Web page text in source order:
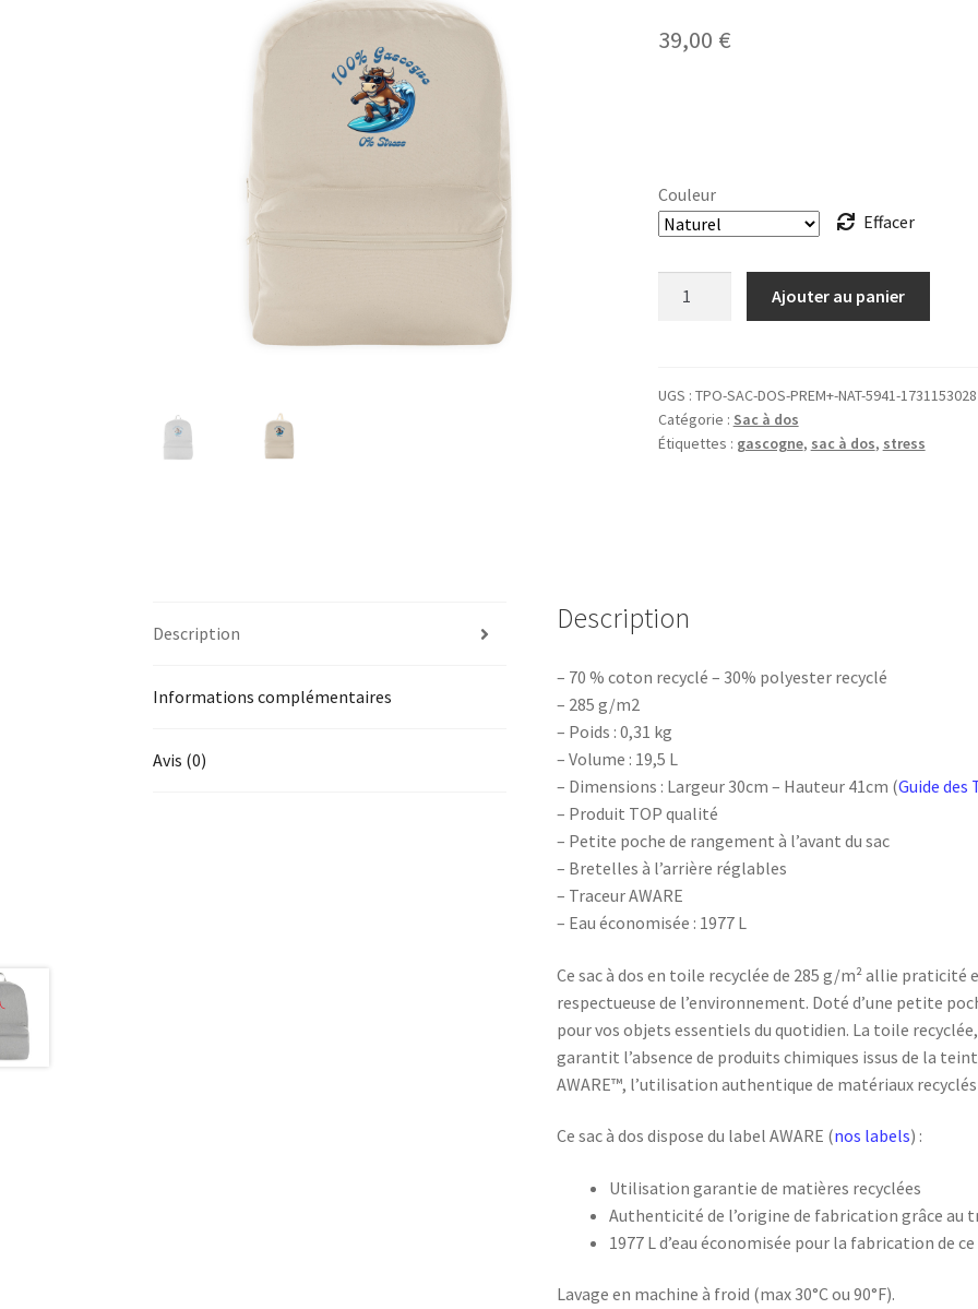
39,00 €
Couleur
Effacer
DOS
0
stress
Ajouter au panier
UGS : TPO-SAC-DOS-PREM+-NAT-5941-1731153028
Catégorie : Sac à dos
Étiquettes : gascogne, sac à dos, stress
Description
Informations complémentaires
Avis (0)
Description
– 70 % coton recyclé – 30% polyester recyclé
– 285 g/m2
– Poids : 0,31 kg
– Volume : 19,5 L
– Dimensions : Largeur 30cm – Hauteur 41cm (Guide des
– Produit TOP qualité
– Petite poche de rangement à l’avant du sac
– Bretelles à l’arrière réglables
– Traceur AWARE
– Eau économisée : 1977 L
Ce sac à dos en toile recyclée de 285 g/m² allie
respectueuse de l’environnement. Doté d’une petite
pour vos objets essentiels du quotidien. La toile
garantit l’absence de produits chimiques issus de la
AWARE™, l’utilisation authentique de matériaux
Ce sac à dos dispose du label AWARE (nos labels) :
Utilisation garantie de matières recyclées
Authenticité de l’origine de fabrication grâce au
1977 L d’eau économisée pour la fabrication de
Lavage en machine à froid (max 30°C ou 90°F).